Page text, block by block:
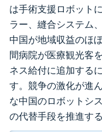
は手術支援ロボット
ラー、縫合システム
中国が地域収益のほ
間病院が医療観光客
ネス給付に追加する
す。競争の激化が進
な中国のロボットシ
の代替手段を推進す